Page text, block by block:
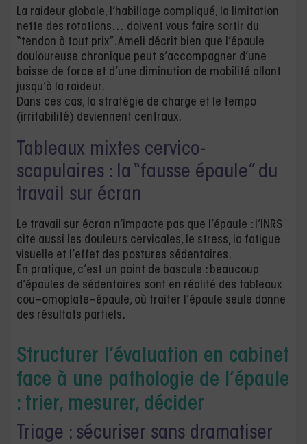
La raideur globale, l’habillage compliqué, la limitation
nette des rotations… doivent vous faire sortir du
“tendon à tout prix”. Ameli décrit bien que l’épaule
douloureuse chronique peut s’accompagner d’une
baisse de force et d’une diminution de mobilité allant
jusqu’à la raideur.
Dans ces cas, la stratégie de charge et le tempo
(irritabilité) deviennent centraux.
Tableaux mixtes cervico-
scapulaires : la “fausse épaule” du
travail sur écran
Le travail sur écran n’impacte pas que l’épaule : l’INRS
cite aussi les douleurs cervicales, le stress, la fatigue
visuelle et l’effet des postures sédentaires.
En pratique, c’est un point de bascule : beaucoup
d’épaules de sédentaires sont en réalité des tableaux
cou–omoplate–épaule, où traiter l’épaule seule donne
des résultats partiels.
Structurer l’évaluation en cabinet
face à une pathologie de l’épaule
: trier, mesurer, décider
Triage : sécuriser sans dramatiser